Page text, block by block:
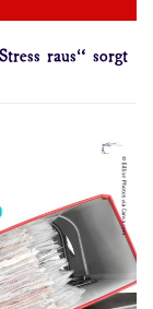
raus“ sorgt